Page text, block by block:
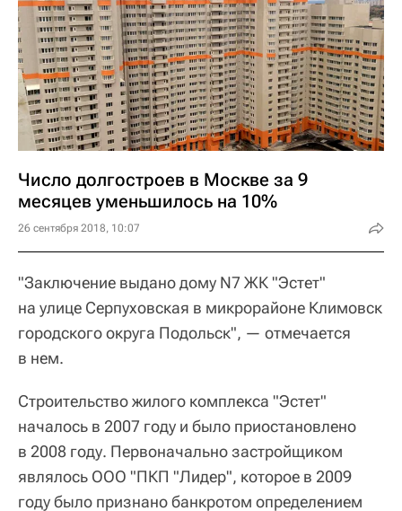
Число долгостроев в Москве за 9
месяцев уменьшилось на 10%
26 сентября 2018, 10:07
"Заключение выдано дому N7 ЖК "Эстет"
на улице Серпуховская в микрорайоне Климовск
городского округа Подольск", — отмечается
в нем.
Строительство жилого комплекса "Эстет"
началось в 2007 году и было приостановлено
в 2008 году. Первоначально застройщиком
являлось ООО "ПКП "Лидер", которое в 2009
году было признано банкротом определением